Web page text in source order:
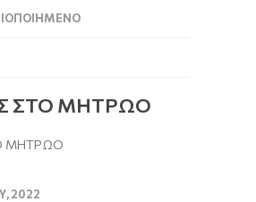
ΣΤΟ ΜΗΤΡΩΟ
ΜΗΤΡΩΟ
2022